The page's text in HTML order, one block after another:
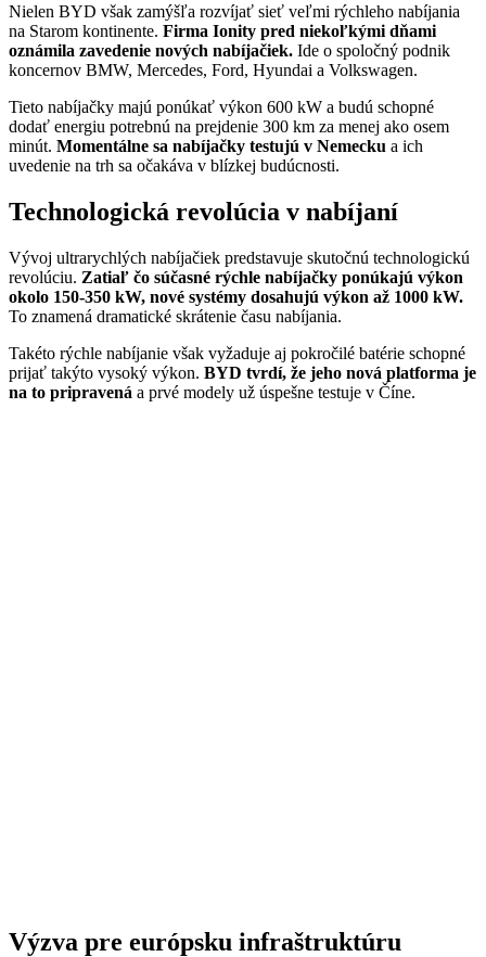
Nielen BYD však zamýšľa rozvíjať sieť veľmi rýchleho nabíjania
na Starom kontinente. Firma Ionity pred niekoľkými dňami
oznámila zavedenie nových nabíjačiek. Ide o spoločný podnik
koncernov BMW, Mercedes, Ford, Hyundai a Volkswagen.
Tieto nabíjačky majú ponúkať výkon 600 kW a budú schopné
dodať energiu potrebnú na prejdenie 300 km za menej ako osem
minút. Momentálne sa nabíjačky testujú v Nemecku a ich
uvedenie na trh sa očakáva v blízkej budúcnosti.
Technologická revolúcia v nabíjaní
Vývoj ultrarychlých nabíjačiek predstavuje skutočnú technologickú
revolúciu. Zatiaľ čo súčasné rýchle nabíjačky ponúkajú výkon
okolo 150-350 kW, nové systémy dosahujú výkon až 1000 kW.
To znamená dramatické skrátenie času nabíjania.
Takéto rýchle nabíjanie však vyžaduje aj pokročilé batérie schopné
prijať takýto vysoký výkon. BYD tvrdí, že jeho nová platforma je
na to pripravená a prvé modely už úspešne testuje v Číne.
Výzva pre európsku infraštruktúru